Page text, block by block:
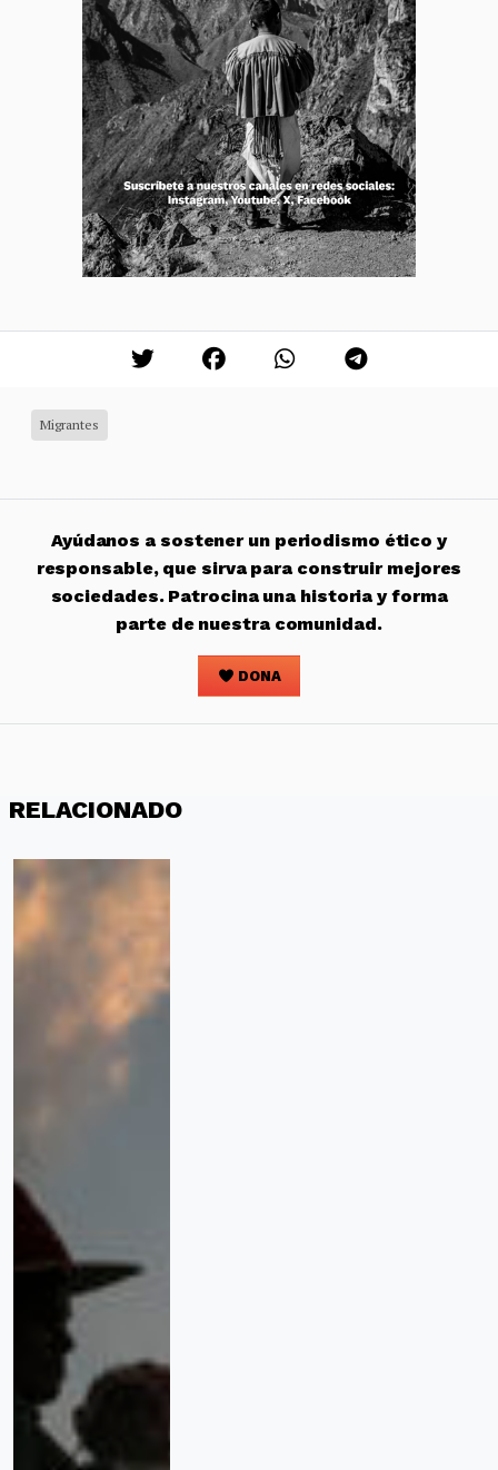
Migrantes
Ayúdanos a sostener un periodismo ético y
responsable, que sirva para construir mejores
sociedades. Patrocina una historia y forma
parte de nuestra comunidad.
DONA
RELACIONADO